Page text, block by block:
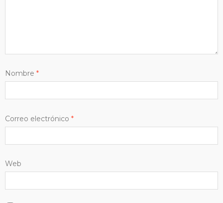
Nombre *
Correo electrónico *
Web